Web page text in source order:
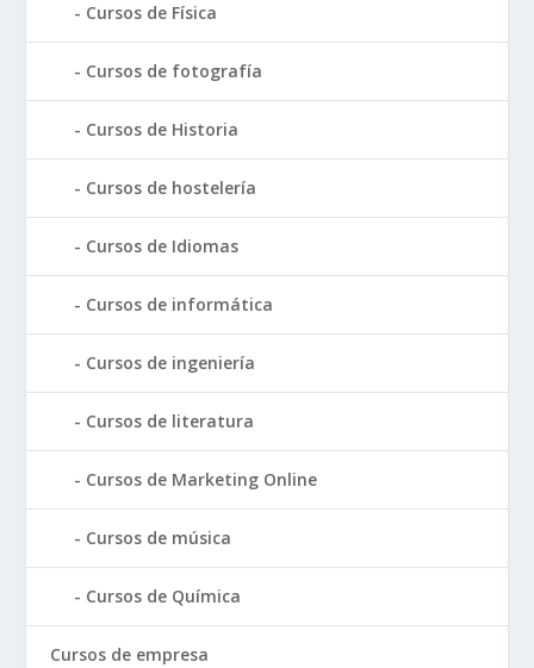
Cursos de Física
Cursos de fotografía
Cursos de Historia
Cursos de hostelería
Cursos de Idiomas
Cursos de informática
Cursos de ingeniería
Cursos de literatura
Cursos de Marketing Online
Cursos de música
Cursos de Química
Cursos de empresa